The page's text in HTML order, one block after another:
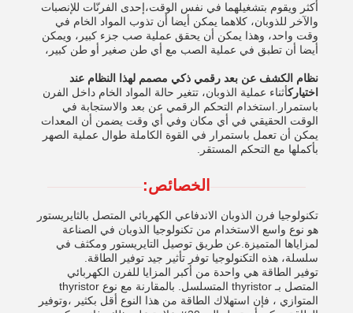
أكثر ويقوم بتشغيلهما في نفس الوقت،إحدى الفرنّات للإنصبات
والآخر للذوبان، كلاهما يمكن أيضا أن تذوب المواد الخام في
وقت واحد، وهذا يمكن أن يحقق عملية صب جزء كبير، ويمكن
أيضا أن تطبق في عملية الصب مع أي طن صغير أو طن كبير،
نظام الكشف عن بعد رقمي ذكي مصمم لهذا النظام عند
اختياركأثناء عملية الذوبان، تتغير حالة المواد الخام داخل الفرن
باستمرار.استخدام التحكم الرقمي عن بعد والاستجابة في
الوقت الحقيقي في أي مكان وفي أي وقت يضمن أن المعدات
يمكن أن تعمل باستمرار في القوة الكاملة طوال عملية الصهر
بأكملها مع التحكم المستقر.
الخصائص:
تكنولوجيا فرن الذوبان الاندفاعي الكهربائي المتصل بالثايريستور
هو نوع واسع الاستخدام من تكنولوجيا الذوبان في الصناعة
لمزاياها المتميزة.عن طريق توصيل التايريستور ومكثف في
سلسلة، هذه التكنولوجيا توفر تأثير جيد توفير الطاقة.
توفير الطاقة هي واحدة من أكبر المزايا للفرن الكهربائي
المتصل بـ thyristor المتسلسل. بالمقارنة مع نوع thyristor
المتوازي ، فإن استهلاك الطاقة من هذا النوع أقل بكثير ،وتوفير